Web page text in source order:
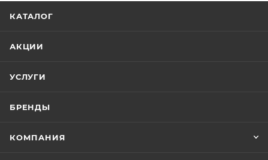
КАТАЛОГ
АКЦИИ
УСЛУГИ
БРЕНДЫ
КОМПАНИЯ